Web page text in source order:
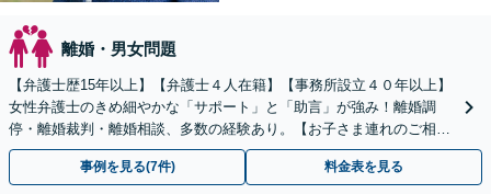
離婚・男女問題
【弁護士歴15年以上】【弁護士４人在籍】【事務所設立４０年以上】
女性弁護士のきめ細やかな「サポート」と「助言」が強み！離婚調
停・離婚裁判・離婚相談、多数の経験あり。【お子さま連れのご相談
OK】【南海岸和田駅徒歩3分】
事例を見る(7件) 料金表を見る